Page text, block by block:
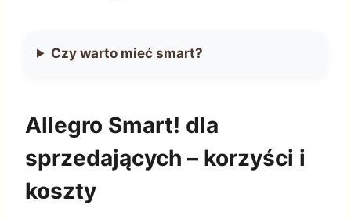
Czy warto mieć smart?
Allegro Smart! dla
sprzedających – korzyści i
koszty